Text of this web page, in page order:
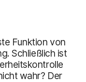
Funktion von
Schließlich ist
wahr? Der